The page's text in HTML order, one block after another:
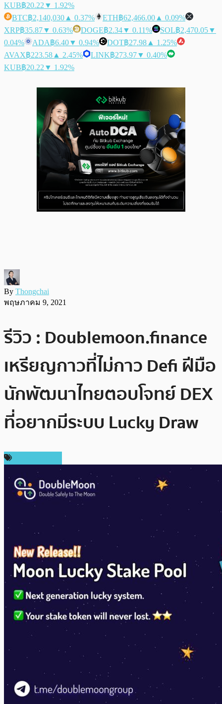
KUB฿20.22 ▼ 1.92%
BTC฿2,140,030 ▲ 0.37% ETH฿62,466.00 ▲ 0.09%
XRP฿35.87▼ 0.63% DOGE฿2.34▼ 0.11% SOL฿2,470.05▼
0.04%
ADA฿6.40▼ 0.94% DOT฿27.98 ▲ 1.25%
AVAX฿223.58 ▲ 2.45% LINK฿273.97▼ 0.40%
KUB฿20.22 ▼ 1.92%
By Thongchai
พฤษภาคม 9, 2021
รีวิว : Doublemoon.finance
เหรียญกาวที่ไม่กาว Defi ฝีมือ
นักพัฒนาไทยตอบโจทย์ DEX
ที่อยากมีระบบ Lucky Draw